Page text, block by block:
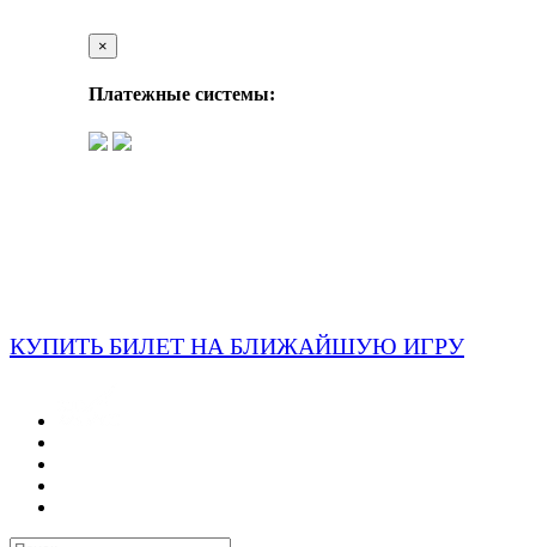
×
Платежные системы:
КУПИТЬ БИЛЕТ НА БЛИЖАЙШУЮ ИГРУ